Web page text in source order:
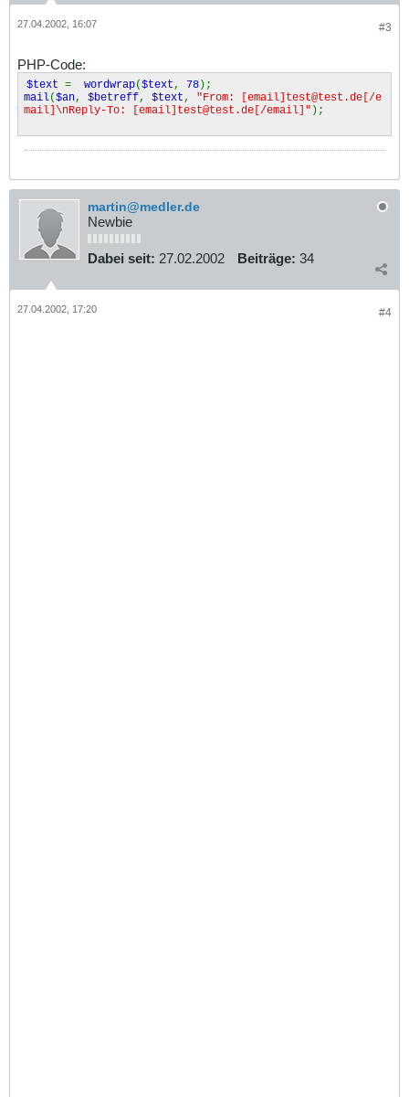
#3
27.04.2002, 16:07
PHP-Code:
$text = wordwrap($text , 78);
mail($an, $betreff, $text , "From: [email]test@test.de[/e
mail]\nReply-To: [email]test@test.de[/email]" );
martin@medler.de
Newbie
Dabei seit: 27.02.2002 Beiträge: 34
#4
27.04.2002, 17:20